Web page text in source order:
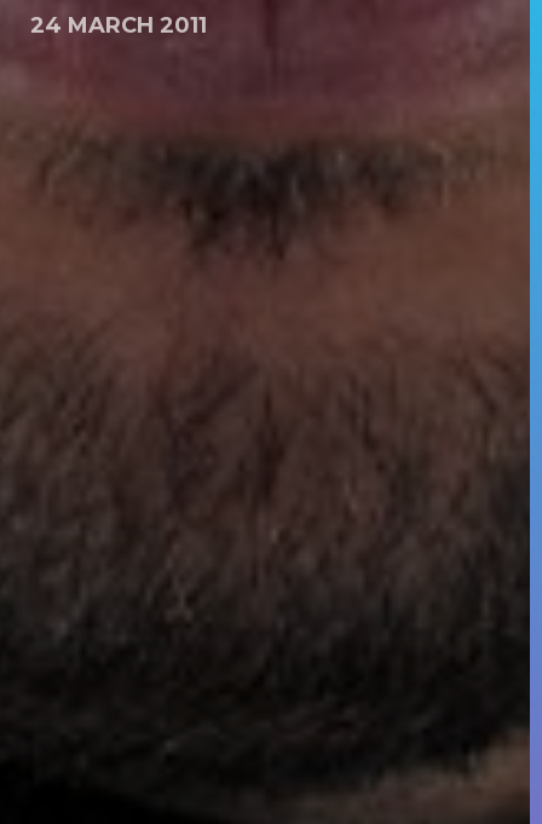
24 MARCH 2011